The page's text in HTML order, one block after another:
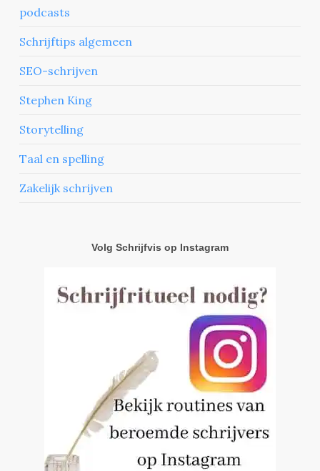
podcasts
Schrijftips algemeen
SEO-schrijven
Stephen King
Storytelling
Taal en spelling
Zakelijk schrijven
Volg Schrijfvis op Instagram